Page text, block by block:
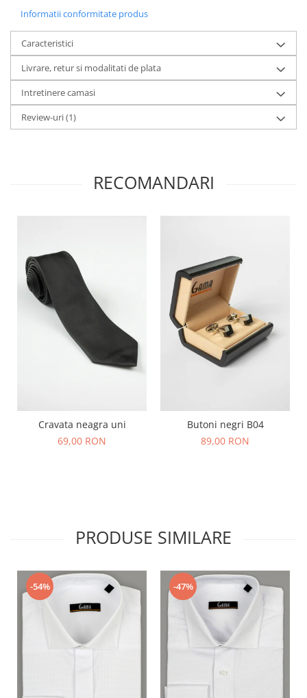
Informatii conformitate produs
Caracteristici
Livrare, retur si modalitati de plata
Intretinere camasi
Review-uri(1)
RECOMANDARI
Cravata neagra uni
69,00 RON
Butoni negri B04
89,00 RON
PRODUSE SIMILARE
-54% -47%